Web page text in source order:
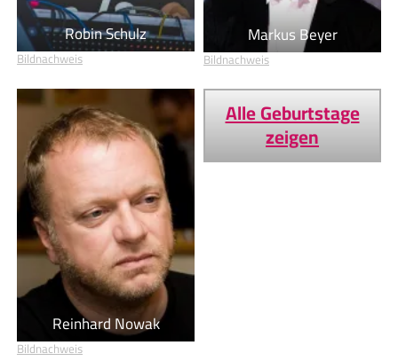
Robin Schulz
Bildnachweis
Markus Beyer
Bildnachweis
Reinhard Nowak
Bildnachweis
Alle Geburtstage
zeigen